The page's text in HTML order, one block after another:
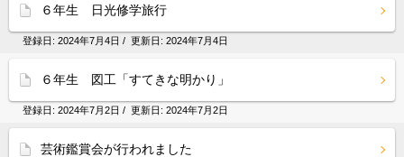
６年生 日光修学旅行
登録日: 2024年7月4日 / 更新日: 2024年7月4日
６年生 図工「すてきな明かり」
登録日: 2024年7月2日 / 更新日: 2024年7月2日
芸術鑑賞会が行われました